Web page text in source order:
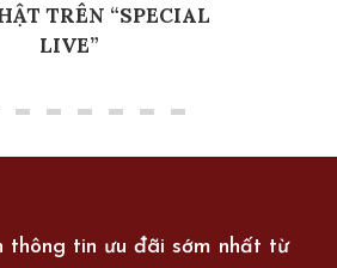
TRÊN “SPECIAL
LIVE”
thông tin ưu đãi sớm nhất từ